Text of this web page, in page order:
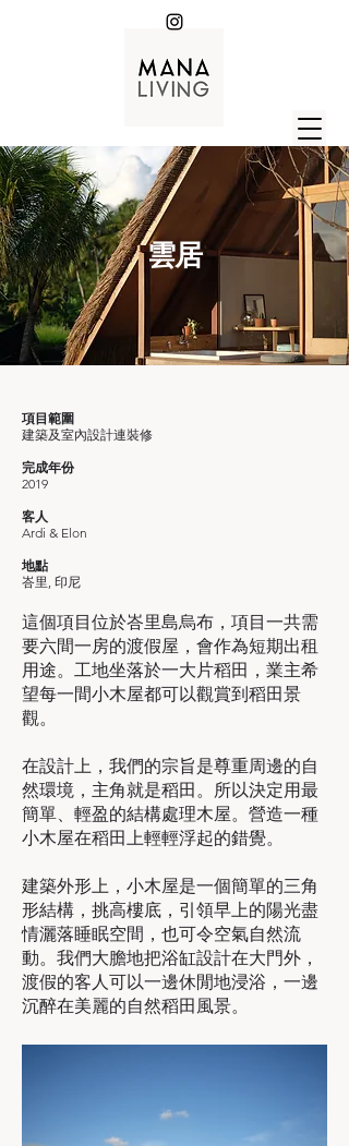
雲居
項目範圍
建築及室內設計連裝修
完成年份
2019
客人
Ardi & Elon
地點
峇里, 印尼
這個項目位於峇里島烏布，項目一共需
要六間一房的渡假屋，會作為短期出租
用途。工地坐落於一大片稻田，業主希
望每一間小木屋都可以觀賞到稻田景
觀。
在設計上，我們的宗旨是尊重周邊的自
然環境，主角就是稻田。所以決定用最
簡單、輕盈的結構處理木屋。營造一種
小木屋在稻田上輕輕浮起的錯覺。
建築外形上，小木屋是一個簡單的三角
形結構，挑高樓底，引領早上的陽光盡
情灑落睡眠空間，也可令空氣自然流
動。我們大膽地把浴缸設計在大門外，
渡假的客人可以一邊休閒地浸浴，一邊
沉醉在美麗的自然稻田風景。